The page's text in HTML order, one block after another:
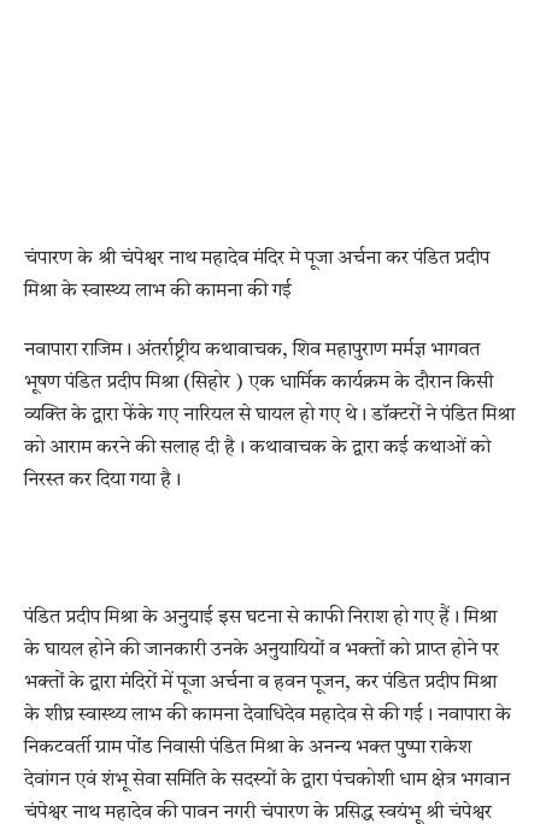
चंपारण के श्री चंपेश्वर नाथ महादेव मंदिर मे पूजा अर्चना कर पंडित प्रदीप
मिश्रा के स्वास्थ्य लाभ की कामना की गई
नवापारा राजिम। अंतर्राष्ट्रीय कथावाचक, शिव महापुराण मर्मज्ञ भागवत
भूषण पंडित प्रदीप मिश्रा (सिहोर ) एक धार्मिक कार्यक्रम के दौरान किसी
व्यक्ति के द्वारा फेंके गए नारियल से घायल हो गए थे। डॉक्टरों ने पंडित मिश्रा
को आराम करने की सलाह दी है। कथावाचक के द्वारा कई कथाओं को
निरस्त कर दिया गया है।
पंडित प्रदीप मिश्रा के अनुयाई इस घटना से काफी निराश हो गए हैं। मिश्रा
के घायल होने की जानकारी उनके अनुयायियों व भक्तों को प्राप्त होने पर
भक्तों के द्वारा मंदिरों में पूजा अर्चना व हवन पूजन, कर पंडित प्रदीप मिश्रा
के शीघ्र स्वास्थ्य लाभ की कामना देवाधिदेव महादेव से की गई। नवापारा के
निकटवर्ती ग्राम पोंंड निवासी पंडित मिश्रा के अनन्य भक्त पुष्पा राकेश
देवांगन एवं शंभू सेवा समिति के सदस्यों के द्वारा पंचकोशी धाम क्षेत्र भगवान
चंपेश्वर नाथ महादेव की पावन नगरी चंपारण के प्रसिद्ध स्वयंभू श्री चंपेश्वर